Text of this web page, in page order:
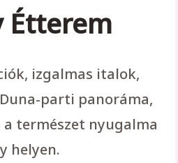
Étterem
izgalmas italok,
parti panoráma,
természet nyugalma
helyen.